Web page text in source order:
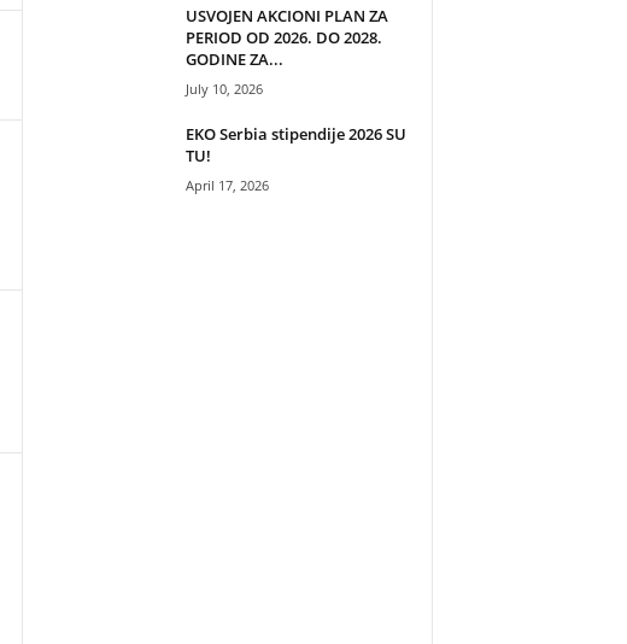
USVOJEN AKCIONI PLAN ZA
PERIOD OD 2026. DO 2028.
GODINE ZA...
July 10, 2026
EKO Serbia stipendije 2026 SU
TU!
April 17, 2026